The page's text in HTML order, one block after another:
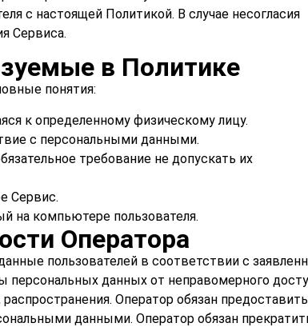
с настоящей Политикой. В случае несогласия
Сервиса.
в Политике
понятия:
к определенному физическому лицу.
с персональными данными.
требование не допускать их
Сервис.
на компьютере пользователя.
Оператора
пользователей в соответствии с
данных от неправомерного
Оператор обязан предоставить
данными. Оператор обязан